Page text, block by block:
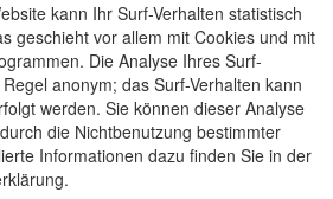
kann Ihr Surf-Verhalten statistisch
geschieht vor allem mit Cookies und mit
Die Analyse Ihres Surf-
anonym; das Surf-Verhalten kann
werden. Sie können dieser Analyse
die Nichtbenutzung bestimmter
Informationen dazu finden Sie in der